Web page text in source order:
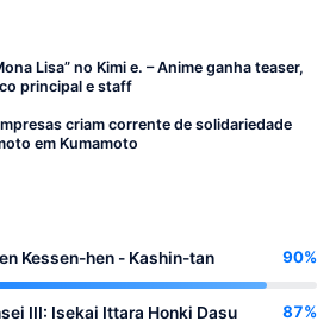
Lisa” no Kimi e. – Anime ganha teaser,
principal e staff
criam corrente de solidariedade
em Kumamoto
Kessen-hen - Kashin-tan 90%
III: Isekai Ittara Honki Dasu 87%